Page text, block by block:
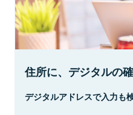
住所に、デジタルの確
デジタルアドレスで入力も